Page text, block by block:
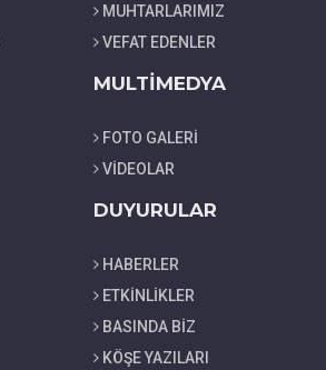
MUHTARLARIMIZ
VEFAT EDENLER
MULTİMEDYA
FOTO GALERİ
VİDEOLAR
DUYURULAR
HABERLER
ETKİNLİKLER
BASINDA BİZ
KÖŞE YAZILARI